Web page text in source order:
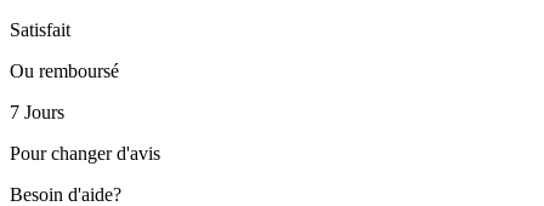
Satisfait
Ou remboursé
7 Jours
Pour changer d'avis
Besoin d'aide?